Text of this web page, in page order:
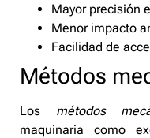
Mayor precisión
Menor impacto
Facilidad de
Métodos
Los métodos
maquinaria como